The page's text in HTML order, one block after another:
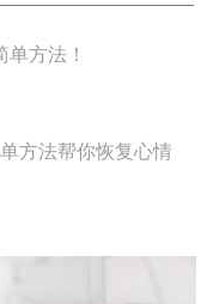
方法！
方法帮你恢复心情